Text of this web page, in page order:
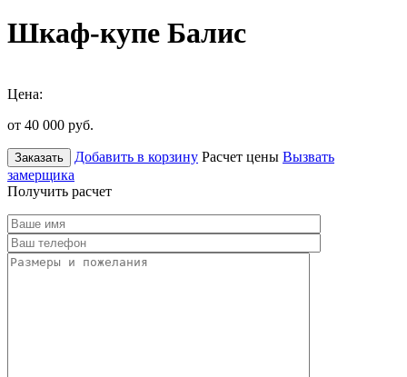
Шкаф-купе Балис
Цена:
от 40 000 руб.
Заказать Добавить в корзину Расчет цены Вызвать
замерщика
Получить расчет